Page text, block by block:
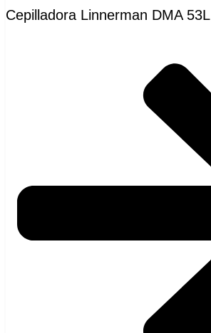
Cepilladora Linnerman DMA 53L